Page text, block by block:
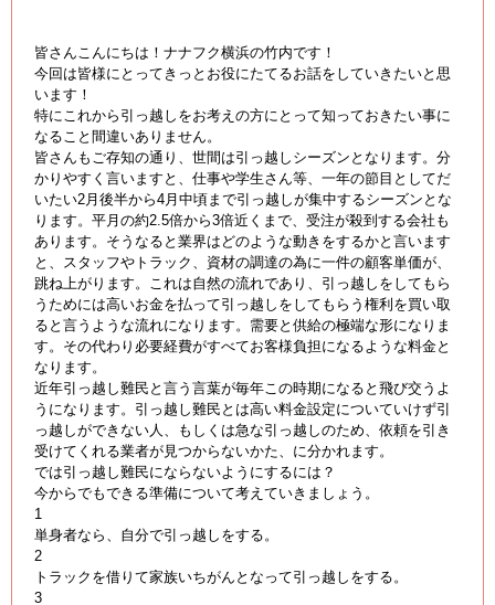
皆さんこんにちは！ナナフク横浜の竹内です！
今回は皆様にとってきっとお役にたてるお話をしていきたいと思
います！
特にこれから引っ越しをお考えの方にとって知っておきたい事に
なること間違いありません。
皆さんもご存知の通り、世間は引っ越しシーズンとなります。分
かりやすく言いますと、仕事や学生さん等、一年の節目としてだ
いたい2月後半から4月中頃まで引っ越しが集中するシーズンとな
ります。平月の約2.5倍から3倍近くまで、受注が殺到する会社も
あります。そうなると業界はどのような動きをするかと言います
と、スタッフやトラック、資材の調達の為に一件の顧客単価が、
跳ね上がります。これは自然の流れであり、引っ越しをしてもら
うためには高いお金を払って引っ越しをしてもらう権利を買い取
ると言うような流れになります。需要と供給の極端な形になりま
す。その代わり必要経費がすべてお客様負担になるような料金と
なります。
近年引っ越し難民と言う言葉が毎年この時期になると飛び交うよ
うになります。引っ越し難民とは高い料金設定についていけず引
っ越しができない人、もしくは急な引っ越しのため、依頼を引き
受けてくれる業者が見つからないかた、に分かれます。
では引っ越し難民にならないようにするには？
今からでもできる準備について考えていきましょう。
1
単身者なら、自分で引っ越しをする。
2
トラックを借りて家族いちがんとなって引っ越しをする。
3